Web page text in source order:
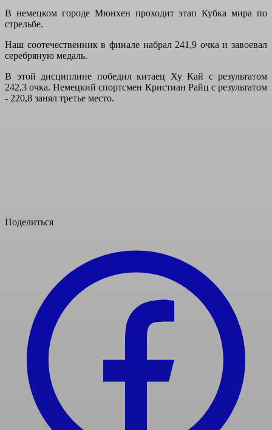
В немецком городе Мюнхен проходит этап Кубка мира по
стрельбе.
Наш соотечественник в финале набрал 241,9 очка и завоевал
серебряную медаль.
В этой дисциплине победил китаец Ху Кай с результатом
242,3 очка. Немецкий спортсмен Кристиан Райц с результатом
- 220,8 занял третье место.
Поделиться